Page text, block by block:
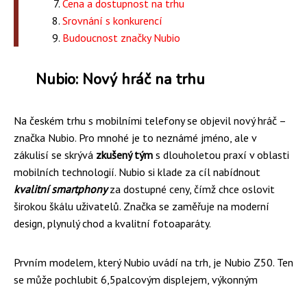
Cena a dostupnost na trhu
Srovnání s konkurencí
Budoucnost značky Nubio
Nubio: Nový hráč na trhu
Na českém trhu s mobilními telefony se objevil nový hráč –
značka Nubio. Pro mnohé je to neznámé jméno, ale v
zákulisí se skrývá zkušený tým s dlouholetou praxí v oblasti
mobilních technologií. Nubio si klade za cíl nabídnout
kvalitní smartphonyza dostupné ceny, čímž chce oslovit
širokou škálu uživatelů. Značka se zaměřuje na moderní
design, plynulý chod a kvalitní fotoaparáty.
Prvním modelem, který Nubio uvádí na trh, je Nubio Z50. Ten
se může pochlubit 6,5palcovým displejem, výkonným